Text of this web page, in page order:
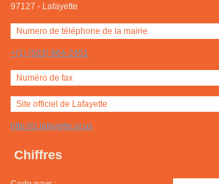
97127 - Lafayette
Numero de téléphone de la mairie
+(1) (503) 864-2451
Numéro de fax
Site officiel de Lafayette
http://ci.lafayette.or.us
Chiffres